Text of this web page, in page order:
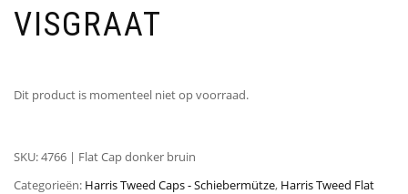
VISGRAAT
Dit product is momenteel niet op voorraad.
SKU:4766 | Flat Cap donker bruin
Categorieën: Harris Tweed Caps - Schiebermütze, Harris Tweed Flat